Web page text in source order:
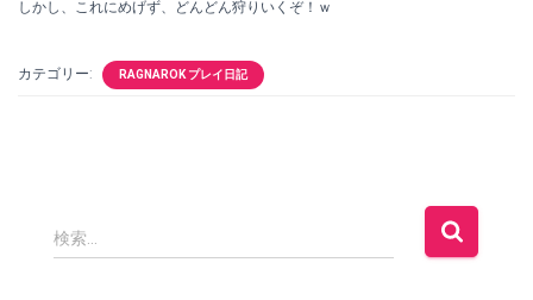
しかし、これにめげず、どんどん狩りいくぞ！ｗ
カテゴリー: RAGNAROK プレイ日記
検
索
検索…